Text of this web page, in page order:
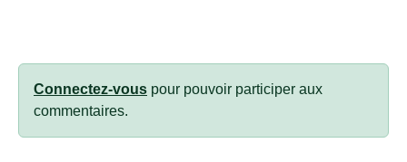
Connectez-vous pour pouvoir participer aux
commentaires.